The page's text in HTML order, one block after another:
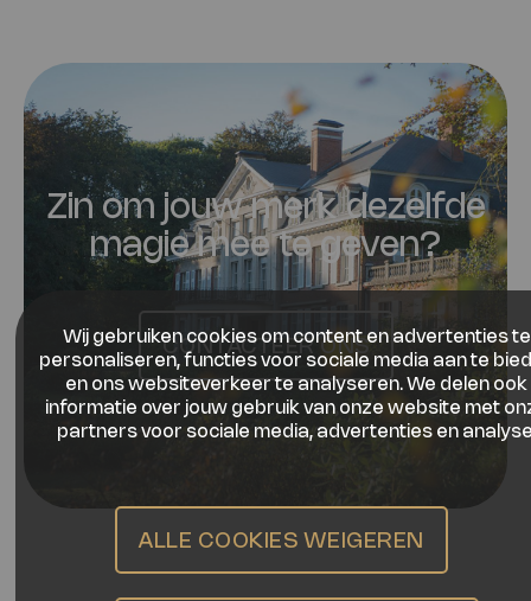
Zin om jouw merk dezelfde
magie mee te geven?
CONTACTEER ONS
Wij gebruiken cookies om content en advertenties te
personaliseren, functies voor sociale media aan te
en ons websiteverkeer te analyseren. We delen ook
informatie over jouw gebruik van onze website met
partners voor sociale media, advertenties en
ALLE COOKIES WEIGEREN